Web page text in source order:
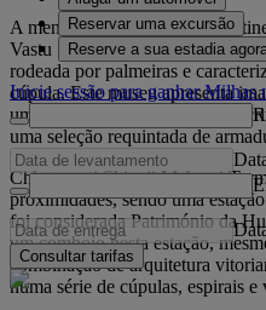
A menos de uma milha no
Vastu Sangrahalaya é uma
rodeada por palmeiras e
cúpula. Este museu apresenta
uma secção de arte com
uma seleção requintada de
Chhatrapati Shivaji Maharaj
proximidades, sendo uma
foi considerada Património da
um comboio nesta estação,
combinação de arquitetura
numa série de cúpulas, espirais e
Reservar uma excursão
Reserve a sua estadia
Inicie sessão para ganhar Milhas
Consultar tarifas